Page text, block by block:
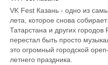
VK Fest Казань - одно из
лета, которое снова
Татарстана и других
перестал быть просто
это огромный городской
летнего праздника.